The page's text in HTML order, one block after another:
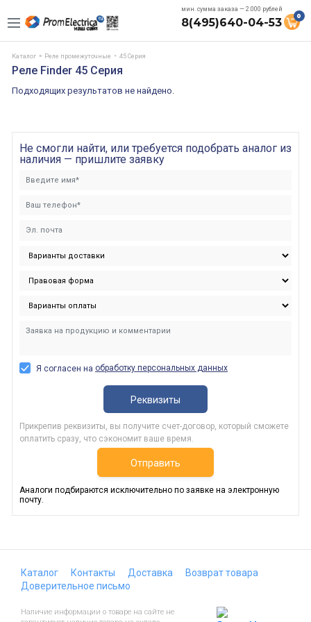
мин. сумма заказа — 2.000 рублей
8(495)640-04-53 0
Каталог Реле промежуточные 45 Cерия
Реле Finder 45 Cерия
Подходящих результатов не найдено.
Не смогли найти, или требуется подобрать аналог из
наличия — пришлите заявку
Я согласен на обработку персональных данных
Реквизиты
Прикрепив реквизиты, вы получите счет-договор, который сможете
оплатить сразу, что сэкономит ваше время.
Отправить
Аналоги подбираются исключительно по заявке на электронную
почту.
Каталог Контакты Доставка
Возврат товара
Доверительное письмо
Наличие информации о товаре на сайте не